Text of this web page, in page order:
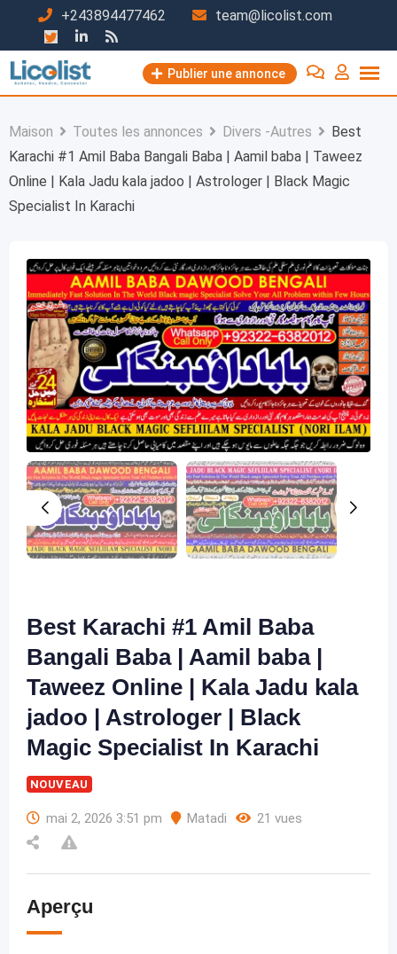
contenu
+243894477462 team@licolist.com
Publier une annonce
Maison Toutes les annonces Divers -Autres
Best
Karachi #1 Amil Baba Bangali Baba | Aamil baba | Taweez
Online | Kala Jadu kala jadoo | Astrologer | Black Magic
Specialist In Karachi
Best Karachi #1 Amil Baba
Bangali Baba | Aamil baba |
Taweez Online | Kala Jadu kala
jadoo | Astrologer | Black
Magic Specialist In Karachi
NOUVEAU
mai 2, 2026 3:51 pm Matadi 21 vues
Aperçu